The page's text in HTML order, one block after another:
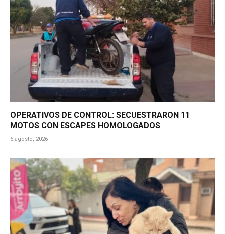
OPERATIVOS DE CONTROL: SECUESTRARON 11
MOTOS CON ESCAPES HOMOLOGADOS
6 agosto, 2026